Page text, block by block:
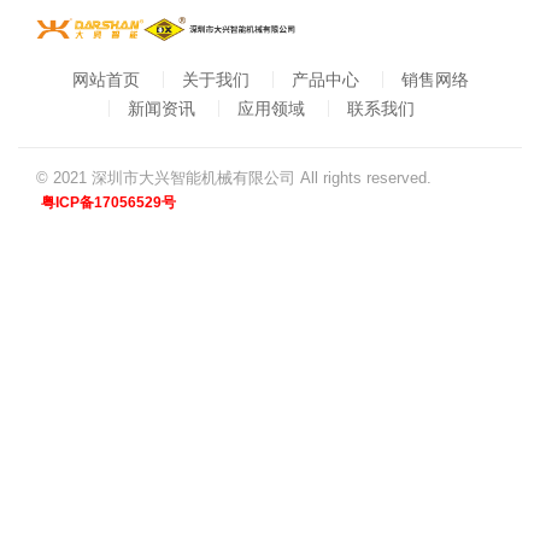
网站首页 关于我们 产品中心
销售网络
新闻资讯
应用领域 联系我们
© 2021 深圳市大兴智能机械有限公司 All rights reserved.
粤ICP备17056529号